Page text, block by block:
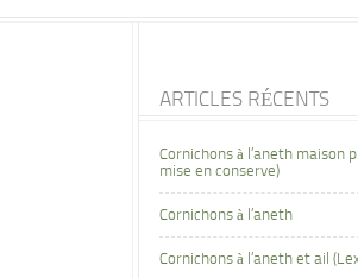
ARTICLES RÉCENTS
Cornichons à l’aneth maison
mise en conserve)
Cornichons à l’aneth
Cornichons à l’aneth et ail